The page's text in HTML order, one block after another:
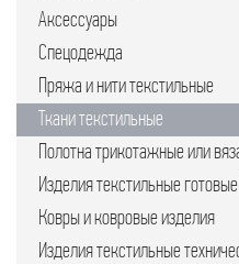
Аксессуары
Спецодежда
Пряжа и нити текстильные
Ткани текстильные
Полотна трикотажные или
Изделия текстильные
Ковры и ковровые изделия
Изделия текстильные